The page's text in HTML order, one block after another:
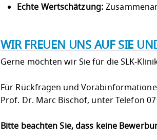
Echte Wertschätzung:
WIR FREUEN UNS AUF SIE
Gerne möchten wir Sie für die SLK-
Für Rückfragen und
Prof. Dr. Marc Bischof, unter Telefon
Bitte beachten Sie, dass keine